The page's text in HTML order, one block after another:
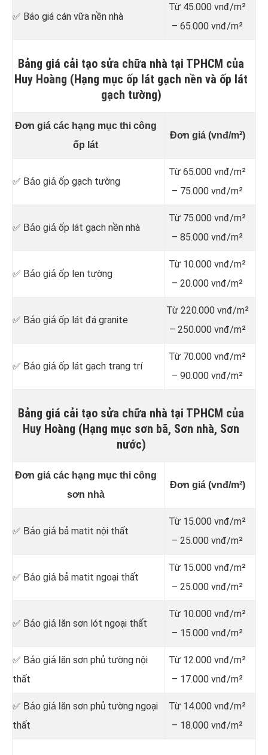
✅ Báo giá cán vữa nền nhà
Từ 45.000 vnđ/m²
– 65.000 vnđ/m²
Bảng giá cải tạo sửa chữa nhà tại TPHCM của
Huy Hoàng (Hạng mục ốp lát gạch nền và ốp lát
gạch tường)
Đơn giá các hạng mục thi công
ốp lát
Đơn giá (vnđ/m²)
✅ Báo giá ốp gạch tường
Từ 65.000 vnđ/m²
– 75.000 vnđ/m²
✅ Báo giá ốp lát gạch nền nhà
Từ 75.000 vnđ/m²
– 85.000 vnđ/m²
✅ Báo giá ốp len tường
Từ 10.000 vnđ/m²
– 20.000 vnđ/m²
✅ Báo giá ốp lát đá granite
Từ 220.000 vnđ/m²
– 250.000 vnđ/m²
✅ Báo giá ốp lát gạch trang trí
Từ 70.000 vnđ/m²
– 90.000 vnđ/m²
Bảng giá cải tạo sửa chữa nhà tại TPHCM của
Huy Hoàng (Hạng mục sơn bã, Sơn nhà, Sơn
nước)
Đơn giá các hạng mục thi công
sơn nhà
Đơn giá (vnđ/m²)
✅ Báo giá bả matit nội thất
Từ 15.000 vnđ/m²
– 25.000 vnđ/m²
✅ Báo giá bả matit ngoại thất
Từ 15.000 vnđ/m²
– 25.000 vnđ/m²
✅ Báo giá l ăn sơn lót ngoại thất
Từ 10.000 vnđ/m²
– 15.000 vnđ/m²
✅ Báo giá l ăn sơn phủ tường nội
thất
Từ 12.000 vnđ/m²
– 17.000 vnđ/m²
✅ Báo giá l ăn sơn phủ tường ngoại
thất
Từ 14.000 vnđ/m²
– 18.000 vnđ/m²